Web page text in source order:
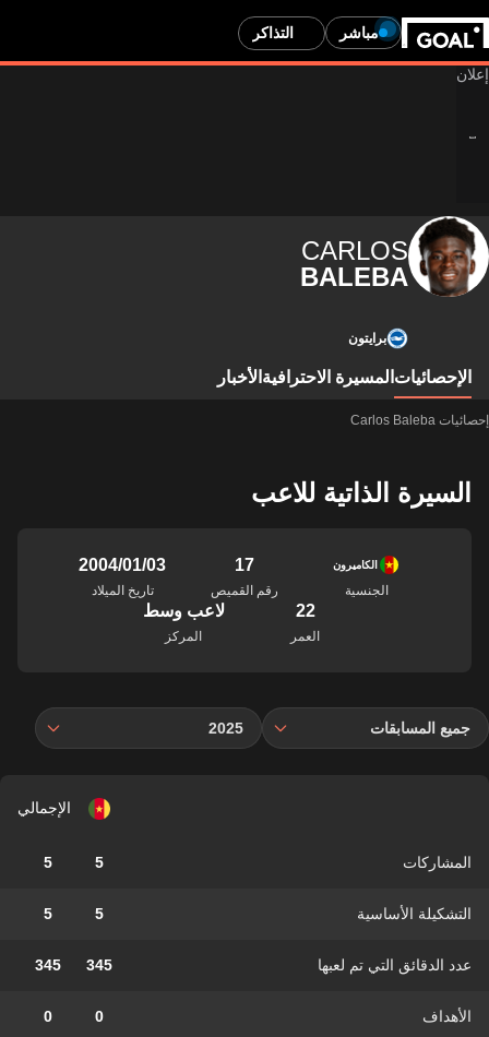
مباشر التذاكر
CARLOS
BALEBA
برايتون
الإحصائيات المسيرة الاحترافية الأخبار
إحصائيات Carlos Baleba
السيرة الذاتية للاعب
الكاميرون
الجنسية
17
رقم القميص
03‏/01‏/2004
تاريخ الميلاد
22
العمر
لاعب وسط
المركز
جميع المسابقات 2025
الإجمالي
المشاركات 5
5
التشكيلة الأساسية 5
5
عدد الدقائق التي تم لعبها 345
345
الأهداف 0
0